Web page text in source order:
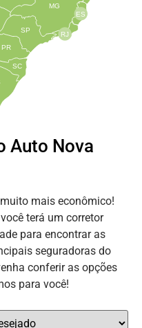
PR
SC
SP
MG
RJ
ES
Auto Nova
mais econômico!
você terá um corretor
para encontrar as
seguradoras do
conferir as opções
para você!